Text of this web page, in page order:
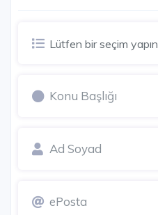
Lütfen bir seçim yapın...